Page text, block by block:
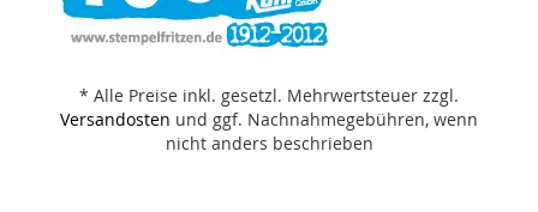
* Alle Preise inkl. gesetzl. Mehrwertsteuer zzgl.
Versandosten und ggf. Nachnahmegebühren, wenn
nicht anders beschrieben